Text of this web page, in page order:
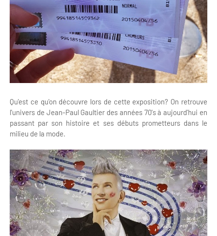
Qu'est ce qu'on découvre lors de cette exposition? On retrouve
l'univers de Jean-Paul Gaultier des années 70's à aujourd'hui en
passant par son histoire et ses débuts prometteurs dans le
milieu de la mode.